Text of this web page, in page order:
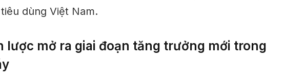
dùng Việt Nam.
lược mở ra giai đoạn tăng trưởng mới trong